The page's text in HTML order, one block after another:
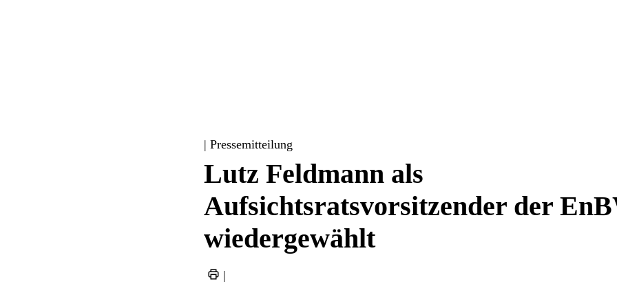
| Pressemitteilung
Lutz Feldmann als
Aufsichtsratsvorsitzender der
wiedergewählt
|